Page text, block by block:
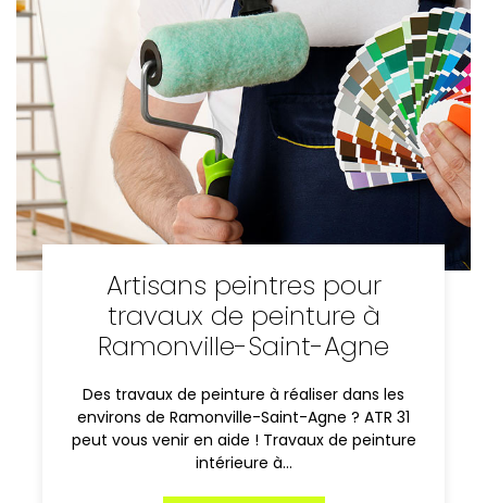
Artisans peintres pour
travaux de peinture à
Ramonville-Saint-Agne
Des travaux de peinture à réaliser dans les
environs de Ramonville-Saint-Agne ? ATR 31
peut vous venir en aide ! Travaux de peinture
intérieure à…